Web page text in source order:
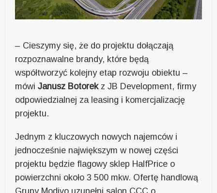
– Cieszymy się, że do projektu dołączają
rozpoznawalne brandy, które będą
współtworzyć kolejny etap rozwoju obiektu –
mówiJanusz Botorekz JB Development, firmy
odpowiedzialnej za leasing i komercjalizację
projektu.
Jednym z kluczowych nowych najemców i
jednocześnie największym w nowej części
projektu będzie flagowy sklep HalfPrice o
powierzchni około 3 500 mkw. Ofertę handlową